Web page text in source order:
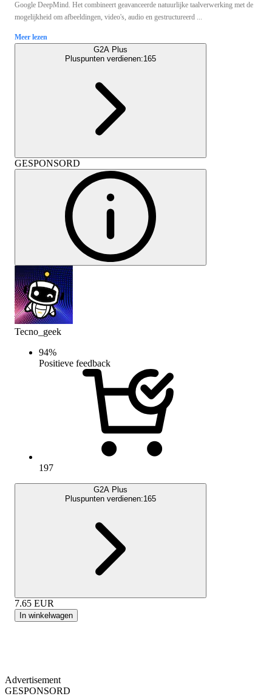
Google DeepMind. Het combineert geavanceerde natuurlijke taalverwerking met de
mogelijkheid om afbeeldingen, video's, audio en gestructureerd ...
Meer lezen
G2A Plus
Pluspunten verdienen:165
GESPONSORD
Tecno_geek
94%
Positieve feedback
197
G2A Plus
Pluspunten verdienen:165
7.65 EUR
In winkelwagen
Advertisement
GESPONSORD